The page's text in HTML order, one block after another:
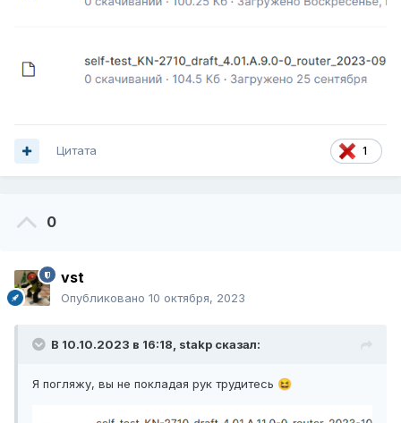
1
Цитата
0
vst
Опубликовано 10 октября, 2023
В 10.10.2023 в 16:18, stakp сказал:
Я погляжу, вы не покладая рук трудитесь 😆